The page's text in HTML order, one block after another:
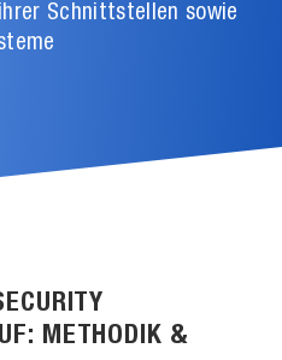
Schnittstellen sowie
METHODIK &